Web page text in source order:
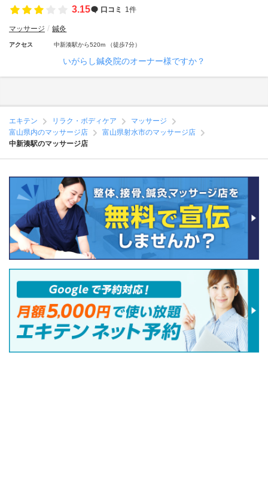
3.15
口コミ 1件
マッサージ 鍼灸
アクセス 中新湊駅から520m （徒歩7分）
いがらし鍼灸院のオーナー様ですか？
エキテン リラク・ボディケア
マッサージ
富山県内のマッサージ店
富山県射水市のマッサージ店
中新湊駅のマッサージ店